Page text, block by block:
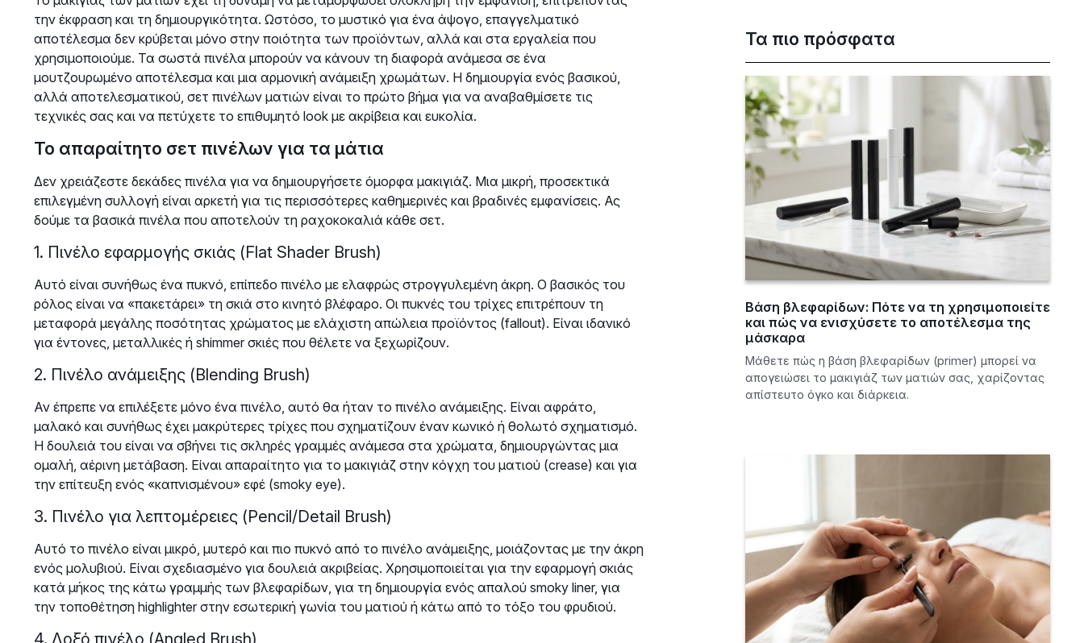
την έκφραση και τη δημιουργικότητα. Ωστόσο, το μυστικό για ένα άψογο, επαγγελματικό
αποτέλεσμα δεν κρύβεται μόνο στην ποιότητα των προϊόντων, αλλά και στα εργαλεία που
χρησιμοποιούμε. Τα σωστά πινέλα μπορούν να κάνουν τη διαφορά ανάμεσα σε ένα
μουτζουρωμένο αποτέλεσμα και μια αρμονική ανάμειξη χρωμάτων. Η δημιουργία ενός βασικού,
αλλά αποτελεσματικού, σετ πινέλων ματιών είναι το πρώτο βήμα για να αναβαθμίσετε τις
τεχνικές σας και να πετύχετε το επιθυμητό look με ακρίβεια και ευκολία.
Το απαραίτητο σετ πινέλων για τα μάτια
Δεν χρειάζεστε δεκάδες πινέλα για να δημιουργήσετε όμορφα μακιγιάζ. Μια μικρή, προσεκτικά
επιλεγμένη συλλογή είναι αρκετή για τις περισσότερες καθημερινές και βραδινές εμφανίσεις. Ας
δούμε τα βασικά πινέλα που αποτελούν τη ραχοκοκαλιά κάθε σετ.
1. Πινέλο εφαρμογής σκιάς (Flat Shader Brush)
Αυτό είναι συνήθως ένα πυκνό, επίπεδο πινέλο με ελαφρώς στρογγυλεμένη άκρη. Ο βασικός του
ρόλος είναι να «πακετάρει» τη σκιά στο κινητό βλέφαρο. Οι πυκνές του τρίχες επιτρέπουν τη
μεταφορά μεγάλης ποσότητας χρώματος με ελάχιστη απώλεια προϊόντος (fallout). Είναι ιδανικό
για έντονες, μεταλλικές ή shimmer σκιές που θέλετε να ξεχωρίζουν.
2. Πινέλο ανάμειξης (Blending Brush)
Αν έπρεπε να επιλέξετε μόνο ένα πινέλο, αυτό θα ήταν το πινέλο ανάμειξης. Είναι αφράτο,
μαλακό και συνήθως έχει μακρύτερες τρίχες που σχηματίζουν έναν κωνικό ή θολωτό σχηματισμό.
Η δουλειά του είναι να σβήνει τις σκληρές γραμμές ανάμεσα στα χρώματα, δημιουργώντας μια
ομαλή, αέρινη μετάβαση. Είναι απαραίτητο για το μακιγιάζ στην κόγχη του ματιού (crease) και για
την επίτευξη ενός «καπνισμένου» εφέ (smoky eye).
3. Πινέλο για λεπτομέρειες (Pencil/Detail Brush)
Αυτό το πινέλο είναι μικρό, μυτερό και πιο πυκνό από το πινέλο ανάμειξης, μοιάζοντας με την άκρη
ενός μολυβιού. Είναι σχεδιασμένο για δουλειά ακριβείας. Χρησιμοποιείται για την εφαρμογή σκιάς
κατά μήκος της κάτω γραμμής των βλεφαρίδων, για τη δημιουργία ενός απαλού smoky liner, για
την τοποθέτηση highlighter στην εσωτερική γωνία του ματιού ή κάτω από το τόξο του φρυδιού.
Τα πιο πρόσφατα
Βάση βλεφαρίδων: Πότε να τη χρησιμοποιείτε
και πώς να ενισχύσετε το αποτέλεσμα της
μάσκαρα
Μάθετε πώς η βάση βλεφαρίδων (primer) μπορεί να
απογειώσει το μακιγιάζ των ματιών σας, χαρίζοντας
απίστευτο όγκο και διάρκεια.